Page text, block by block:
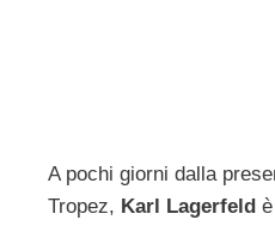
A pochi giorni dalla
Tropez, Karl Lagerfeld